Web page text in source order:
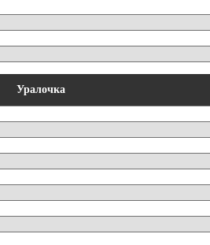
Уралочка